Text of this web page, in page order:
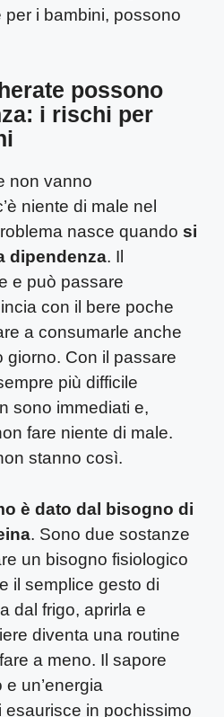
i bambini, possono
possono
i rischi per
non vanno
niente di male nel
nasce quando si
dipendenza. Il
e può passare
con il bere poche
a consumarle anche
giorno. Con il passare
più difficile
sono immediati e,
fare niente di male.
stanno così.
è dato dal bisogno di
. Sono due sostanze
un bisogno fisiologico
il semplice gesto di
dal frigo, aprirla e
diventa una routine
a meno. Il sapore
un’energia
in pochissimo